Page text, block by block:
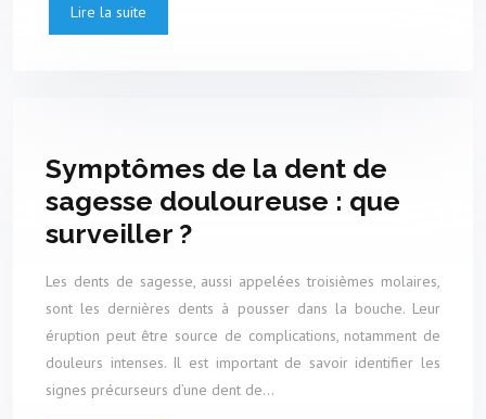
Lire la suite
Symptômes de la dent de
sagesse douloureuse : que
surveiller ?
Les dents de sagesse, aussi appelées troisièmes molaires,
sont les dernières dents à pousser dans la bouche. Leur
éruption peut être source de complications, notamment de
douleurs intenses. Il est important de savoir identifier les
signes précurseurs d’une dent de…